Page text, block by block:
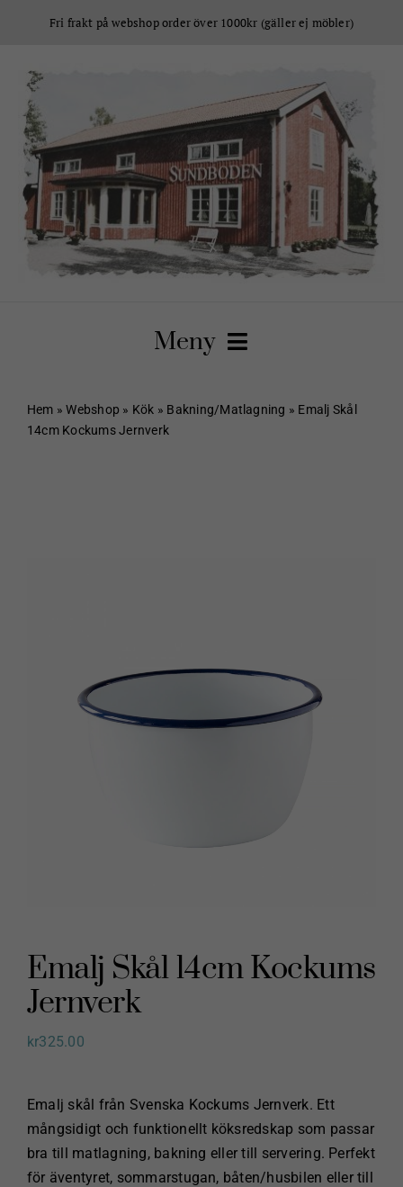
Fri frakt på webshop order över 1000kr (gäller ej möbler)
Meny
Hem
Webshop
Hem »Webshop » Kök » Bakning/Matlagning » Emalj Skål
14cm Kockums Jernverk
Emalj Skål 14cm Kockums
Jernverk
kr325.00
Emalj skål från Svenska Kockums Jernverk. Ett
mångsidigt och funktionellt köksredskap som passar
bra till matlagning, bakning eller till servering. Perfekt
för äventyret, sommarstugan, båten/husbilen eller till